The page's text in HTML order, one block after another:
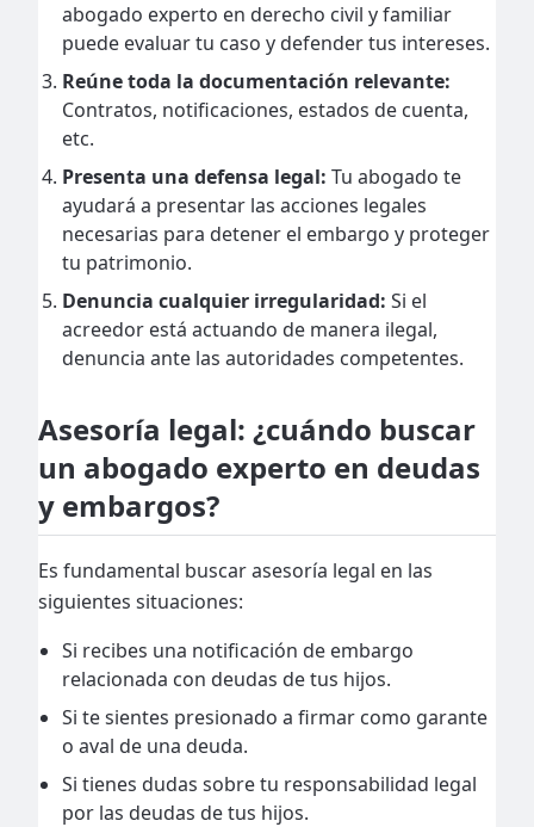
abogado experto en derecho civil y familiar
puede evaluar tu caso y defender tus intereses.
Reúne toda la documentación relevante:
Contratos, notificaciones, estados de cuenta,
etc.
Presenta una defensa legal: Tu abogado te
ayudará a presentar las acciones legales
necesarias para detener el embargo y proteger
tu patrimonio.
Denuncia cualquier irregularidad: Si el
acreedor está actuando de manera ilegal,
denuncia ante las autoridades competentes.
Asesoría legal: ¿cuándo buscar
un abogado experto en deudas
y embargos?
Es fundamental buscar asesoría legal en las
siguientes situaciones:
Si recibes una notificación de embargo
relacionada con deudas de tus hijos.
Si te sientes presionado a firmar como garante
o aval de una deuda.
Si tienes dudas sobre tu responsabilidad legal
por las deudas de tus hijos.